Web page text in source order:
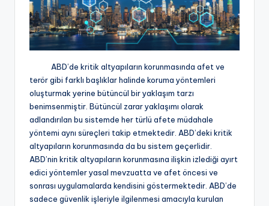
ABD’de kritik altyapıların korunmasında afet ve
terör gibi farklı başlıklar halinde koruma yöntemleri
oluşturmak yerine bütüncül bir yaklaşım tarzı
benimsenmiştir. Bütüncül zarar yaklaşımı olarak
adlandırılan bu sistemde her türlü afete müdahale
yöntemi aynı süreçleri takip etmektedir. ABD’deki kritik
altyapıların korunmasında da bu sistem geçerlidir.
ABD’nin kritik altyapıların korunmasına ilişkin izlediği ayırt
edici yöntemler yasal mevzuatta ve afet öncesi ve
sonrası uygulamalarda kendisini göstermektedir. ABD’de
sadece güvenlik işleriyle ilgilenmesi amacıyla kurulan